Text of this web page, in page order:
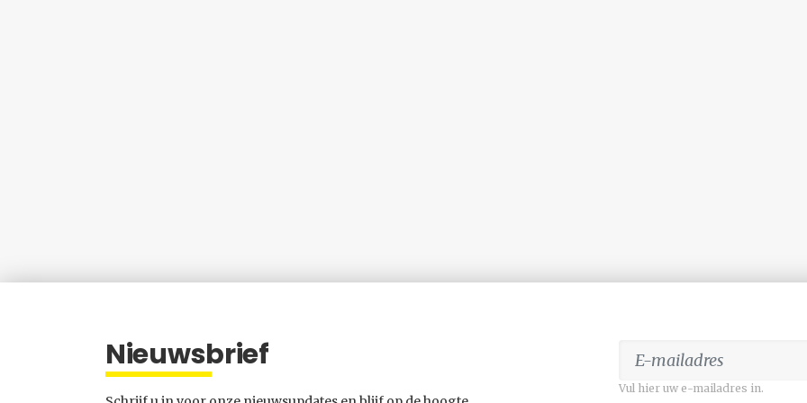
Nieuwsbrief
Vul hier uw e-mailadres in.